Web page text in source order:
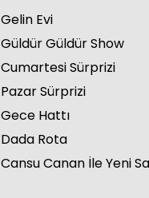
Gelin Evi
Güldür Güldür Show
Cumartesi Sürprizi
Pazar Sürprizi
Gece Hattı
Dada Rota
Cansu Canan İle Yeni